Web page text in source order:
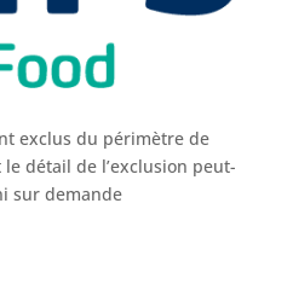
exclus du périmètre de
le détail de l’exclusion peut-
sur demande